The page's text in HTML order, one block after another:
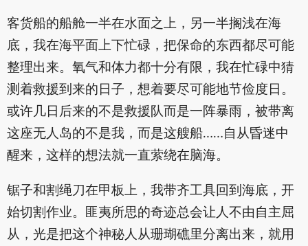
客货船的船舱一半在水面之上，另一半搁浅在海
底，我在海平面上下忙碌，把保命的东西都尽可能
整理出来。氧气和体力都十分有限，我在忙碌中猜
测着救援到来的日子，想着要尽可能地节俭度日。
或许几日后来的不是救援队而是一阵暴雨，被带离
这座无人岛的不是我，而是这艘船……自从昏迷中
醒来，这样的想法就一直萦绕在脑海。
锯子和割绳刀在甲板上，我带齐工具回到海底，开
始切割作业。匪夷所思的奇迹总会让人不由自主屈
从，光是把这个神秘人从珊瑚礁里分离出来，就用